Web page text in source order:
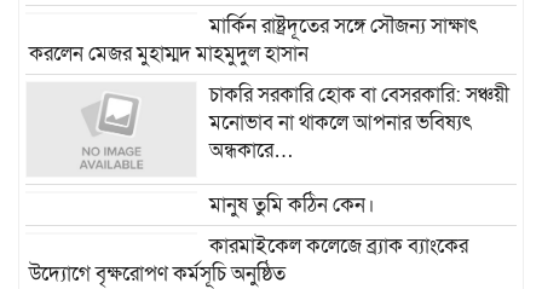
মার্কিন রাষ্ট্রদূতের সঙ্গে সৌজন্য সাক্ষাৎ
করলেন মেজর মুহাম্মদ মাহমুদুল হাসান
চাকরি সরকারি হোক বা বেসরকারি: সঞ্চয়ী
মনোভাব না থাকলে আপনার ভবিষ্যৎ
অন্ধকারে…
মানুষ তুমি কঠিন কেন।
কারমাইকেল কলেজে ব্র্যাক ব্যাংকের
উদ্যোগে বৃক্ষরোপণ কর্মসূচি অনুষ্ঠিত